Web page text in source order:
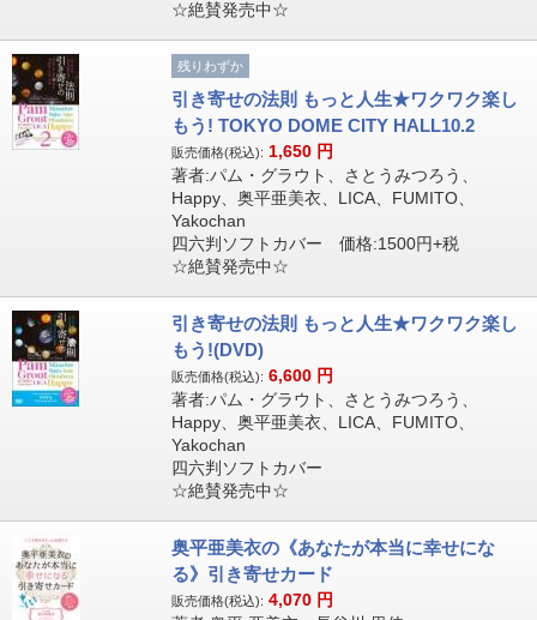
☆絶賛発売中☆
残りわずか
引き寄せの法則 もっと人生★ワクワク楽し
もう! TOKYO DOME CITY HALL10.2
販売価格(税込): 1,650 円
著者:パム・グラウト、さとうみつろう、
Happy、奥平亜美衣、LICA、FUMITO、
Yakochan
四六判ソフトカバー 価格:1500円+税
☆絶賛発売中☆
引き寄せの法則 もっと人生★ワクワク楽し
もう!(DVD)
販売価格(税込): 6,600 円
著者:パム・グラウト、さとうみつろう、
Happy、奥平亜美衣、LICA、FUMITO、
Yakochan
四六判ソフトカバー
☆絶賛発売中☆
奥平亜美衣の《あなたが本当に幸せにな
る》引き寄せカード
販売価格(税込): 4,070 円